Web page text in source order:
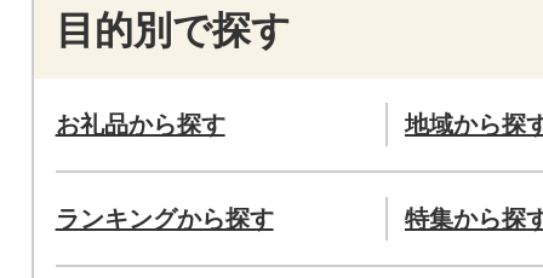
目的別で探す
お礼品から探す 地域から探
ランキングから探す 特集から探